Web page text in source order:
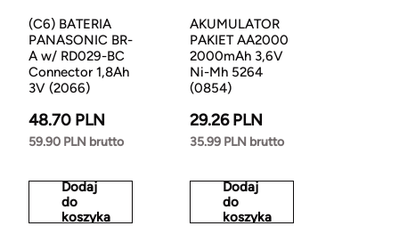
(C6) BATERIA
PANASONIC BR-
A w/ RD029-BC
Connector 1,8Ah
3V (2066)
48.70 PLN
59.90 PLN brutto
Dodaj
do
koszyka
AKUMULATOR
PAKIET AA2000
2000mAh 3,6V
Ni-Mh 5264
(0854)
29.26 PLN
35.99 PLN brutto
Dodaj
do
koszyka